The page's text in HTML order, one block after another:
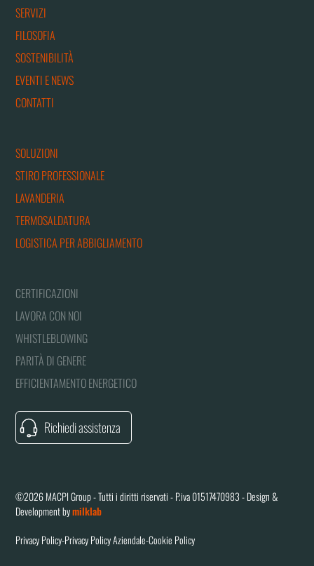
SERVIZI
FILOSOFIA
SOSTENIBILITÀ
EVENTI E NEWS
CONTATTI
SOLUZIONI
STIRO PROFESSIONALE
LAVANDERIA
TERMOSALDATURA
LOGISTICA PER ABBIGLIAMENTO
CERTIFICAZIONI
LAVORA CON NOI
WHISTLEBLOWING
PARITÀ DI GENERE
EFFICIENTAMENTO ENERGETICO
Richiedi assistenza
©2026 MACPI Group - Tutti i diritti riservati - P.iva 01517470983 - Design &
Development bymilklab
Privacy Policy-Privacy Policy Aziendale-Cookie Policy